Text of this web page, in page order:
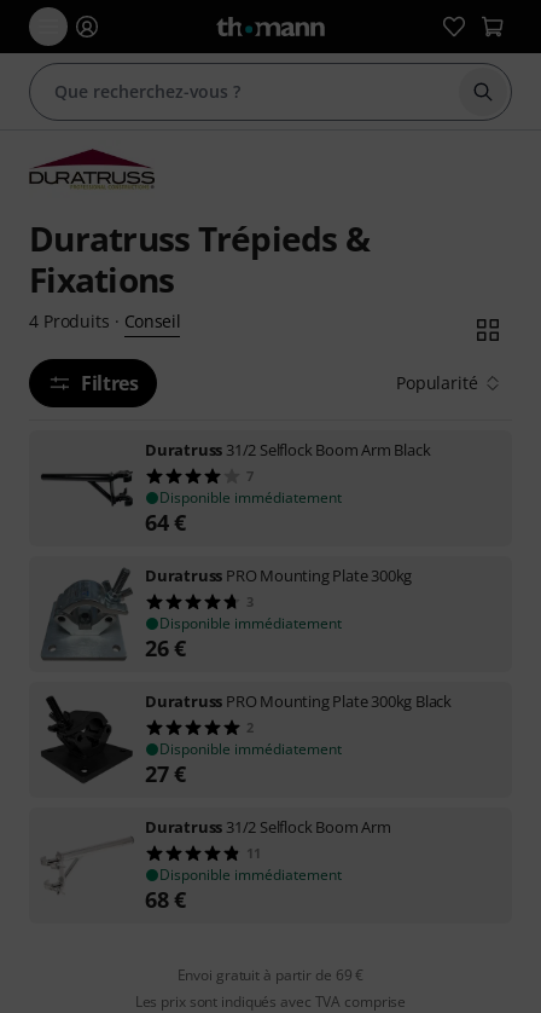
Duratruss Trépieds &
Fixations
4 Produits · Conseil
Filtres Popularité
Duratruss 31/2 Selflock Boom Arm Black
7
Disponible immédiatement
64€
Duratruss PRO Mounting Plate 300kg
3
Disponible immédiatement
26€
Duratruss PRO Mounting Plate 300kg Black
2
Disponible immédiatement
27€
Duratruss 31/2 Selflock Boom Arm
11
Disponible immédiatement
68€
Envoi gratuit à partir de 69 €
Les prix sont indiqués avec TVA comprise